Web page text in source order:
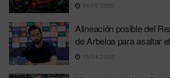
04/05/2026
Alineación posible del
de Arbeloa para asaltar
15/04/2026